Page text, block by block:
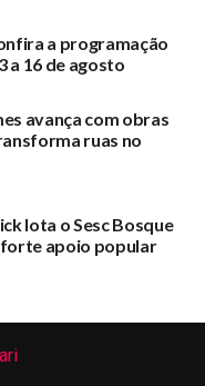
do Juruá
ZPE e venda é
a programação
a 16 de agosto
avança com obras
ruas no
lota o Sesc Bosque
apoio popular